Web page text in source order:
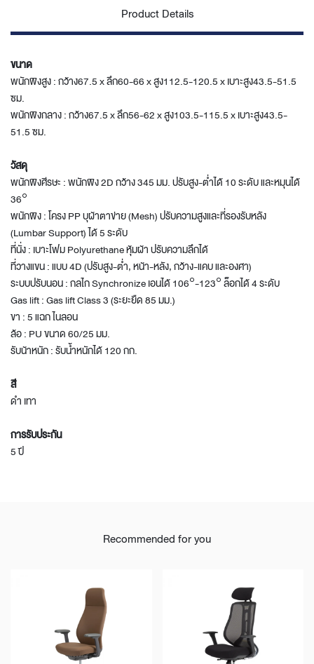
Product Details
ขนาด
พนักพิงสูง : กว้าง67.5 x ลึก60-66 x สูง112.5-120.5 x เบาะสูง43.5-51.5
ซม.
พนักพิงกลาง : กว้าง67.5 x ลึก56-62 x สูง103.5-115.5 x เบาะสูง43.5-
51.5 ซม.
วัสดุ
พนักพิงศีรษะ : พนักพิง 2D กว้าง 345 มม. ปรับสูง-ต่ำได้ 10 ระดับ และหมุนได้
36°
พนักพิง : โครง PP บุผ้าตาข่าย (Mesh) ปรับความสูงและที่รองรับหลัง
(Lumbar Support) ได้ 5 ระดับ
ที่นั่ง : เบาะโฟม Polyurethane หุ้มผ้า ปรับความลึกได้
ที่วางแขน : แบบ 4D (ปรับสูง-ต่ำ, หน้า-หลัง, กว้าง-แคบ และองศา)
ระบบปรับนอน : กลไก Synchronize เอนได้ 106°-123° ล็อกได้ 4 ระดับ
Gas lift : Gas lift Class 3 (ระยะยืด 85 มม.)
ขา : 5 แฉก ไนลอน
ล้อ : PU ขนาด 60/25 มม.
รับน้าหนัก : รับน้ำหนักได้ 120 กก.
สี
ดำ เทา
การรับประกัน
5 ปี
Recommended for you